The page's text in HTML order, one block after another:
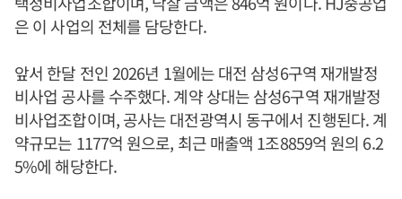
은 이 사업의 전체를 담당한다.
앞서 한달 전인 2026년 1월에는 대전 삼성6구역 재개발정
비사업 공사를 수주했다. 계약 상대는 삼성6구역 재개발정
비사업조합이며, 공사는 대전광역시 동구에서 진행된다. 계
약규모는 1177억 원으로, 최근 매출액 1조8859억 원의 6.2
5%에 해당한다.